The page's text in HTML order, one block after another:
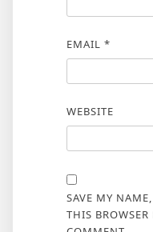
EMAIL *
WEBSITE
SAVE MY
THIS